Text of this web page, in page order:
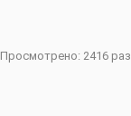
Просмотрено: 2416 раз